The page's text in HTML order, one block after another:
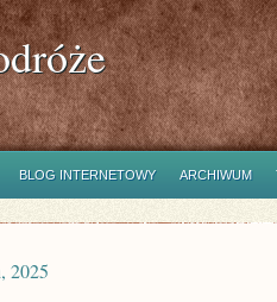
BLOG INTERNETOWY ARCHIWUM
2025